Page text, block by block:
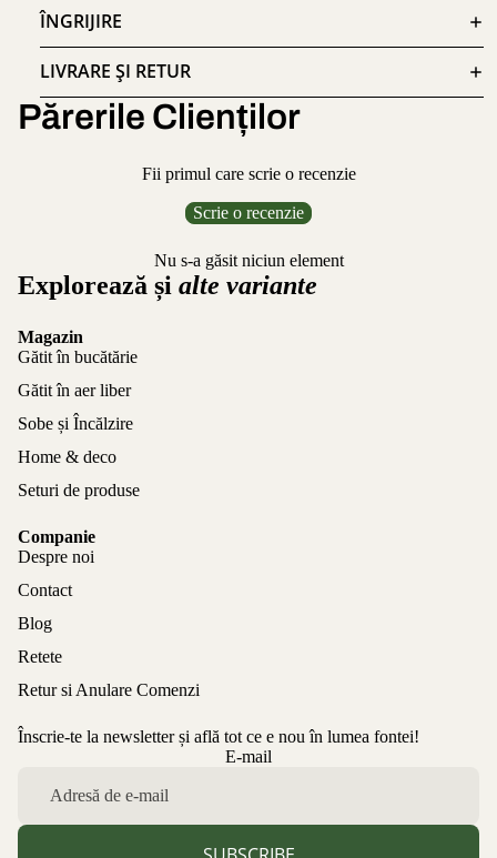
ÎNGRIJIRE
LIVRARE ȘI RETUR
Părerile Clienților
Fii primul care scrie o recenzie
Scrie o recenzie
Nu s-a găsit niciun element
Explorează și alte variante
Magazin
Gătit în bucătărie
Gătit în aer liber
Sobe și Încălzire
Home & deco
Seturi de produse
Companie
Despre noi
Contact
Blog
Retete
Retur si Anulare Comenzi
Înscrie-te la newsletter și află tot ce e nou în lumea fontei!
E-mail
Politica de confidențialitate